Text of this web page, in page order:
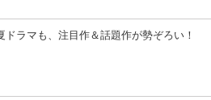
ドラマも、注目作＆話題作が勢ぞろい！